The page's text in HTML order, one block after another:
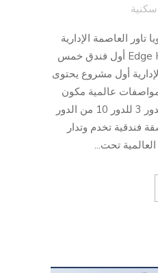
العاصمة الإدارية
من شركة Edge Holdings أول فندق خمس
أول مشروع يحتوى
عالمية مكون
من ٢٠٠ غرفه من الدور 3 للدور 10 من الدور
24 300 شقة فندقية تخدم وتدار
تحت...